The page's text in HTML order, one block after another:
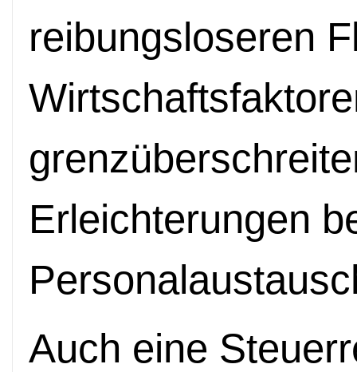
reibungsloseren
Erleichterungen
Auch eine